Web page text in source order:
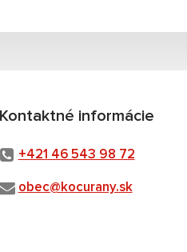
Kontaktné informácie
+421 46 543 98 72
obec@kocurany.sk